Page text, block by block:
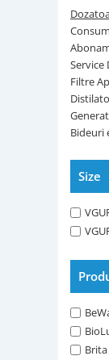
Filtre Apa
Frigider
Distilatoare
Generator
de Ozon
electrice si
electrice
MegaHome
OzonFix
Samsung
Whirlpool
Service
Filtre
Bideuri
Size
Brita